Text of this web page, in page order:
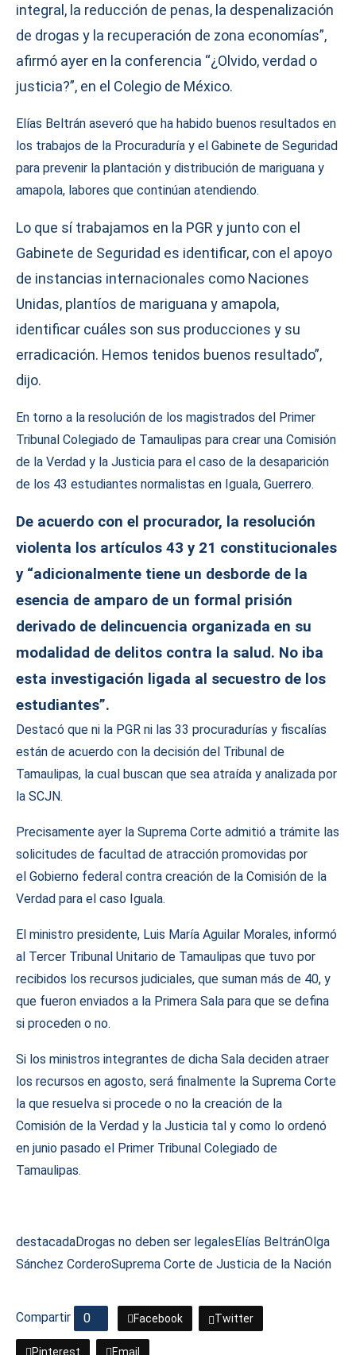
integral, la reducción de penas, la despenalización
de drogas y la recuperación de zona economías”,
afirmó ayer en la conferencia “¿Olvido, verdad o
justicia?”, en el Colegio de México.
Elías Beltrán aseveró que ha habido buenos resultados en
los trabajos de la Procuraduría y el Gabinete de Seguridad
para prevenir la plantación y distribución de mariguana y
amapola, labores que continúan atendiendo.
Lo que sí trabajamos en la PGR y junto con el
Gabinete de Seguridad es identificar, con el apoyo
de instancias internacionales como Naciones
Unidas, plantíos de mariguana y amapola,
identificar cuáles son sus producciones y su
erradicación. Hemos tenidos buenos resultado”,
dijo.
En torno a la resolución de los magistrados del Primer
Tribunal Colegiado de Tamaulipas para crear una Comisión
de la Verdad y la Justicia para el caso de la desaparición
de los 43 estudiantes normalistas en Iguala, Guerrero.
De acuerdo con el procurador, la resolución
violenta los artículos 43 y 21 constitucionales
y “adicionalmente tiene un desborde de la
esencia de amparo de un formal prisión
derivado de delincuencia organizada en su
modalidad de delitos contra la salud. No iba
esta investigación ligada al secuestro de los
estudiantes”.
Destacó que ni la PGR ni las 33 procuradurías y fiscalías
están de acuerdo con la decisión del Tribunal de
Tamaulipas, la cual buscan que sea atraída y analizada por
la SCJN.
Precisamente ayer la Suprema Corte admitió a trámite las
solicitudes de facultad de atracción promovidas por
el Gobierno federal contra creación de la Comisión de la
Verdad para el caso Iguala.
El ministro presidente, Luis María Aguilar Morales, informó
al Tercer Tribunal Unitario de Tamaulipas que tuvo por
recibidos los recursos judiciales, que suman más de 40, y
que fueron enviados a la Primera Sala para que se defina
si proceden o no.
Si los ministros integrantes de dicha Sala deciden atraer
los recursos en agosto, será finalmente la Suprema Corte
la que resuelva si procede o no la creación de la
Comisión de la Verdad y la Justicia tal y como lo ordenó
en junio pasado el Primer Tribunal Colegiado de
Tamaulipas.
destacadaDrogas no deben ser legalesElías BeltránOlga
Sánchez CorderoSuprema Corte de Justicia de la Nación
Compartir 0 Facebook Twitter
Pinterest Email